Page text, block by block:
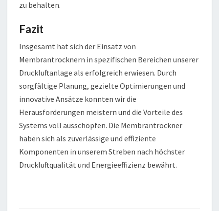
zu behalten.
Fazit
Insgesamt hat sich der Einsatz von
Membrantrocknern in spezifischen Bereichen unserer
Druckluftanlage als erfolgreich erwiesen. Durch
sorgfältige Planung, gezielte Optimierungen und
innovative Ansätze konnten wir die
Herausforderungen meistern und die Vorteile des
Systems voll ausschöpfen. Die Membrantrockner
haben sich als zuverlässige und effiziente
Komponenten in unserem Streben nach höchster
Druckluftqualität und Energieeffizienz bewährt.